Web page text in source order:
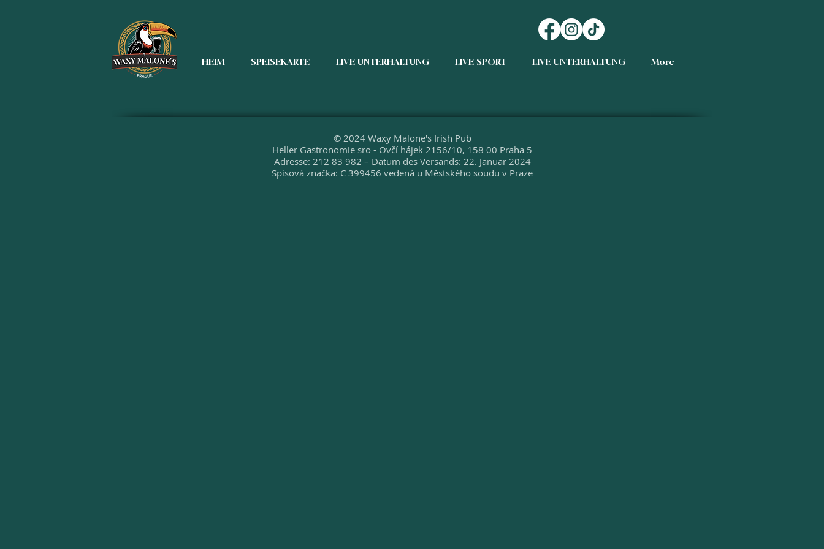
HEIM SPEISEKARTE LIVE-UNTERHALTUNG LIVE-SPORT LIVE-UNTERHALTUNG More
© 2024 Waxy Malone's Irish Pub
Heller Gastronomie sro - Ovčí hájek 2156/10, 158 00 Praha 5
Adresse: 212 83 982 – Datum des Versands: 22. Januar 2024
Spisová značka: C 399456 vedená u Městského soudu v Praze